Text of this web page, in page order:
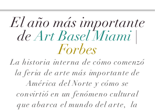
El año más importante
de Art Basel Miami |
Forbes
La historia interna de cómo comenzó
la feria de arte más importante de
América del Norte y cómo se
convirtió en un fenómeno cultural
que abarca el mundo del arte,la